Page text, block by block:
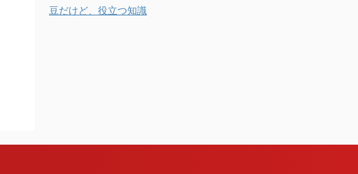
豆だけど、役立つ知識